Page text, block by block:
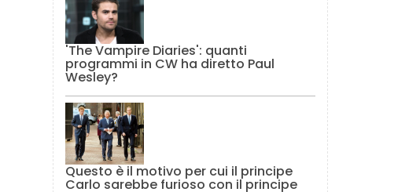
'The Vampire Diaries': quanti
programmi in CW ha diretto Paul
Wesley?
Questo è il motivo per cui il principe
Carlo sarebbe furioso con il principe